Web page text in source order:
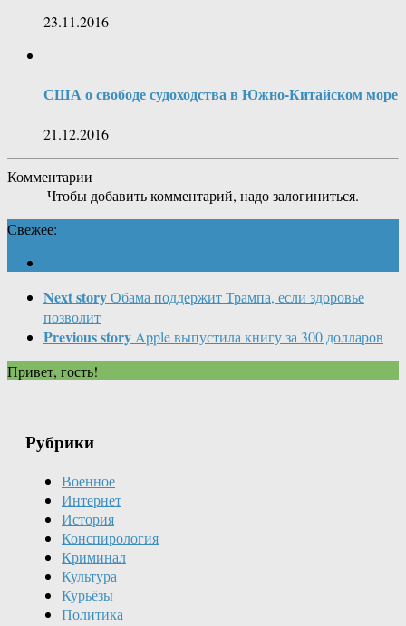
23.11.2016
США о свободе судоходства в Южно-Китайском море
21.12.2016
Комментарии
Чтобы добавить комментарий, надо залогиниться.
Свежее:
Next storyОбама поддержит Трампа, если здоровье
позволит
Previous story Apple выпустила книгу за 300 долларов
Привет, гость!
Рубрики
Военное
Интернет
История
Конспирология
Криминал
Культура
Курьёзы
Политика